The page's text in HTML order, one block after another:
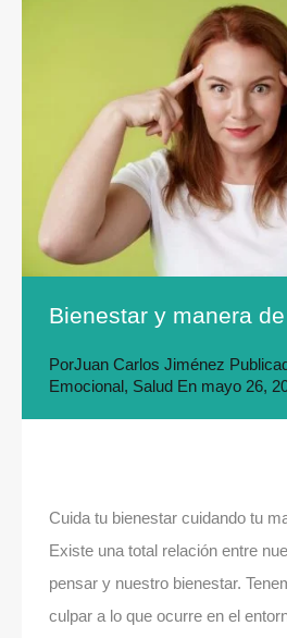
Bienestar y manera
PorJuan Carlos Jiménez
Emocional, Salud En mayo 26,
Cuida tu bienestar cuidando tu
Existe una total relación entre
pensar y nuestro bienestar.
culpar a lo que ocurre en el